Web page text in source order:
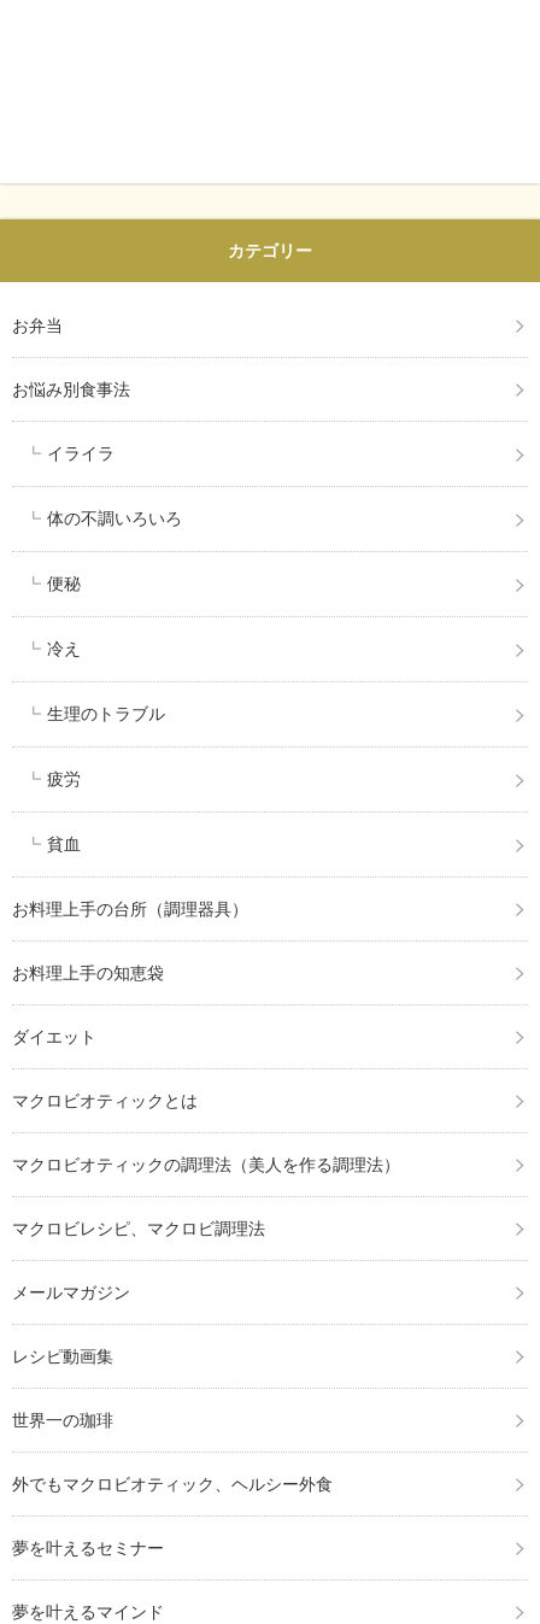
カテゴリー
お弁当
お悩み別食事法
イライラ
体の不調いろいろ
便秘
冷え
生理のトラブル
疲労
貧血
お料理上手の台所（調理器具）
お料理上手の知恵袋
ダイエット
マクロビオティックとは
マクロビオティックの調理法（美人を作る調理法）
マクロビレシピ、マクロビ調理法
メールマガジン
レシピ動画集
世界一の珈琲
外でもマクロビオティック、ヘルシー外食
夢を叶えるセミナー
夢を叶えるマインド